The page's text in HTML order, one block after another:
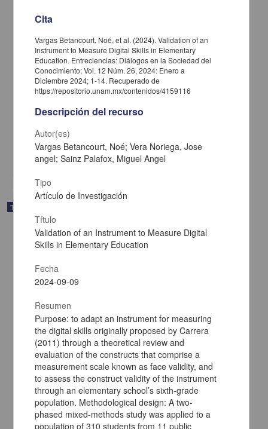
Perfil metabolómico de la interacción de fibroblastos gingivales
humanos expuestos a una resina acrílica nanoestructurada con
efecto antimicrobiano: propuesta para aparatología ortopédica
López Ayuso, Christian Andrea
Físico Matemáticas y Ciencias de la Tierra
Trabajo de grado
Diseño y evaluación de videotutoriales de procedimientos de
odontología preventiva
Trujillo Manrique, Alejandro Abisay
Medicina y Ciencias de la Salud
Cita
Vargas Betancourt, Noé, et al. (2024). Validation of an
Instrument to Measure Digital Skills in Elementary
Education. Entreciencias: Diálogos en la Sociedad del
Conocimiento; Vol. 12 Núm. 26, 2024: Enero a
Diciembre 2024; 1-14. Recuperado de
https://repositorio.unam.mx/contenidos/4159116
Descripción del recurso
Autor(es)
Vargas Betancourt, Noé; Vera Noriega, Jose
angel; Sainz Palafox, Miguel Angel
Tipo
Artículo de Investigación
Título
Validation of an Instrument to Measure Digital
Skills in Elementary Education
Fecha
2024-09-09
Resumen
Purpose: to adapt an instrument for measuring
the digital skills originally proposed by Carrera
(2011) through a theoretical review and
evaluation of the constructs that comprise a
measurement scale known as face validity, and
to assess the construct validity of the instrument
through an elementary school’s sixth-grade
population. Methodological design: A two-
phased mixed-methods study was applied to a
population of 310 students from 11 public